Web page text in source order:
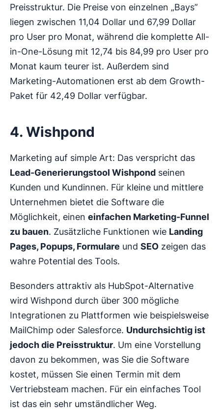
Preisstruktur. Die Preise von einzelnen „Bays”
liegen zwischen 11,04 Dollar und 67,99 Dollar
pro User pro Monat, während die komplette All-
in-One-Lösung mit 12,74 bis 84,99 pro User pro
Monat kaum teurer ist. Außerdem sind
Marketing-Automationen erst ab dem Growth-
Paket für 42,49 Dollar verfügbar.
4. Wishpond
Marketing auf simple Art: Das verspricht das
Lead-Generierungstool Wishpond seinen
Kunden und Kundinnen. Für kleine und mittlere
Unternehmen bietet die Software die
Möglichkeit, einen einfachen Marketing-Funnel
zu bauen. Zusätzliche Funktionen wie Landing
Pages, Popups, Formulare und SEO zeigen das
wahre Potential des Tools.
Besonders attraktiv als HubSpot-Alternative
wird Wishpond durch über 300 mögliche
Integrationen zu Plattformen wie beispielsweise
MailChimp oder Salesforce. Undurchsichtig ist
jedoch die Preisstruktur. Um eine Vorstellung
davon zu bekommen, was Sie die Software
kostet, müssen Sie einen Termin mit dem
Vertriebsteam machen. Für ein einfaches Tool
ist das ein sehr umständlicher Weg.